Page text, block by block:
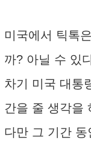
미국에서 틱톡
까? 아닐 수 있
차기 미국 대통
간을 줄 생각을
다만 그 기간